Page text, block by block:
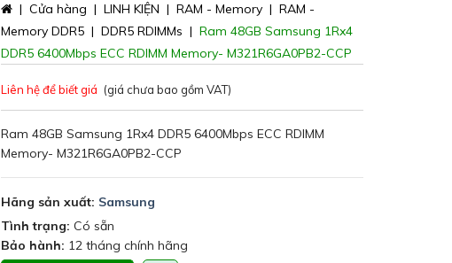
| Cửa hàng | LINH KIỆN | RAM - Memory| RAM -
Memory DDR5| DDR5 RDIMMs | Ram 48GB Samsung 1Rx4
DDR5 6400Mbps ECC RDIMM Memory- M321R6GA0PB2-CCP
Liên hệ để biết giá (giá chưa bao gồm VAT)
Ram 48GB Samsung 1Rx4 DDR5 6400Mbps ECC RDIMM
Memory- M321R6GA0PB2-CCP
Hãng sản xuất: Samsung
Tình trạng: Có sẵn
Bảo hành: 12 tháng chính hãng